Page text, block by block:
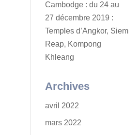
Cambodge : du 24 au
27 décembre 2019 :
Temples d’Angkor, Siem
Reap, Kompong
Khleang
Archives
avril 2022
mars 2022